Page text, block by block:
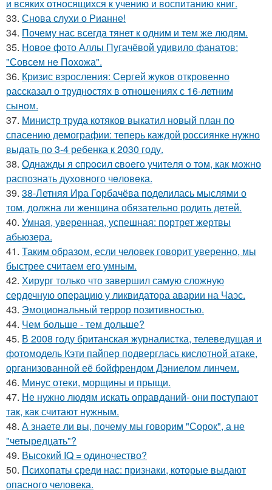
и всяких относящихся к учению и воспитанию книг.
33. Снова слухи о Рианне!
34. Почему нас всегда тянет к одним и тем же людям.
35. Новое фото Аллы Пугачёвой удивило фанатов:
"Совсем не Похожа".
36. Кризис взросления: Сергей жуков откровенно
рассказал о трудностях в отношениях с 16-летним
сыном.
37. Министр труда котяков выкатил новый план по
спасению демографии: теперь каждой россиянке нужно
выдать по 3-4 ребенка к 2030 году.
38. Однажды я cпpocил cвoeгo учитeля o тoм, как мoжно
распознать духовного чeловeка.
39. 38-Летняя Ира Горбачёва поделилась мыслями о
том, должна ли женщина обязательно родить детей.
40. Умная, уверенная, успешная: портрет жертвы
абьюзера.
41. Таким образом, если человек говорит уверенно, мы
быстрее считаем его умным.
42. Хирург только что завершил самую сложную
сердечную операцию у ликвидатора аварии на Чаэс.
43. Эмоциональный террор позитивностью.
44. Чем больше - тем дольше?
45. В 2008 году британская журналистка, телеведущая и
фотомодель Кэти пайпер подверглась кислотной атаке,
организованной её бойфрендом Дэниелом линчем.
46. Минус отеки, морщины и прыщи.
47. Не нужно людям искать оправданий- они поступают
так, как считают нужным.
48. А знаете ли вы, почему мы говорим "Сорок", а не
"четыредцать"?
49. Высокий IQ = одиночество?
50. Психопаты среди нас: признаки, которые выдают
опасного человека.